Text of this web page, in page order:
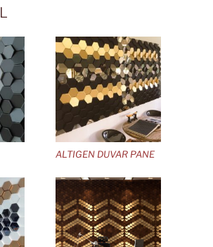
ALTIGEN DUVAR PANE